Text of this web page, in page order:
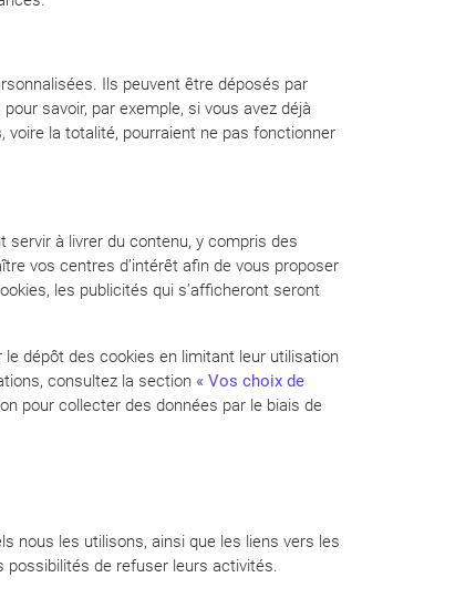
Ils peuvent être déposés par
savoir, par exemple, si vous avez déjà
voire la totalité, pourraient ne pas fonctionner
à livrer du contenu, y compris des
vos centres d’intérêt afin de vous proposer
les publicités qui s’afficheront seront
dépôt des cookies en limitant leur utilisation
consultez la section « Vos choix de
pour collecter des données par le biais de
nous les utilisons, ainsi que les liens vers les
possibilités de refuser leurs activités.